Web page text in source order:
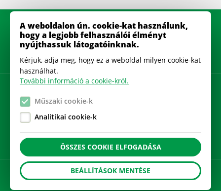
honlapot
Gyakran Ismételt Kérdések
Cookie beállítások
A weboldalon ún. cookie-kat használunk,
hogy a legjobb felhasználói élményt
nyújthassuk látogatóinknak.
Kérjük, adja meg, hogy ez a weboldal milyen cookie-kat
használhat.
További információ a cookie-król.
Műszaki cookie-k
Analitikai cookie-k
BEÁLLÍTÁSOK MENTÉSE
ÖSSZES COOKIE ELFOGADÁSA